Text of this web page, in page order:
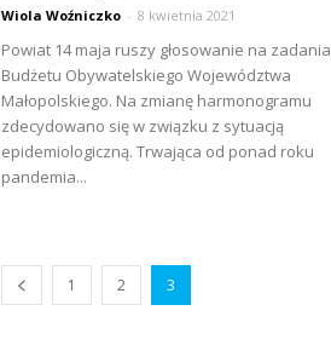
Wiola Woźniczko - 8 kwietnia 2021
Powiat 14 maja ruszy głosowanie na zadania
Budżetu Obywatelskiego Województwa
Małopolskiego. Na zmianę harmonogramu
zdecydowano się w związku z sytuacją
epidemiologiczną. Trwająca od ponad roku
pandemia...
1 2 3